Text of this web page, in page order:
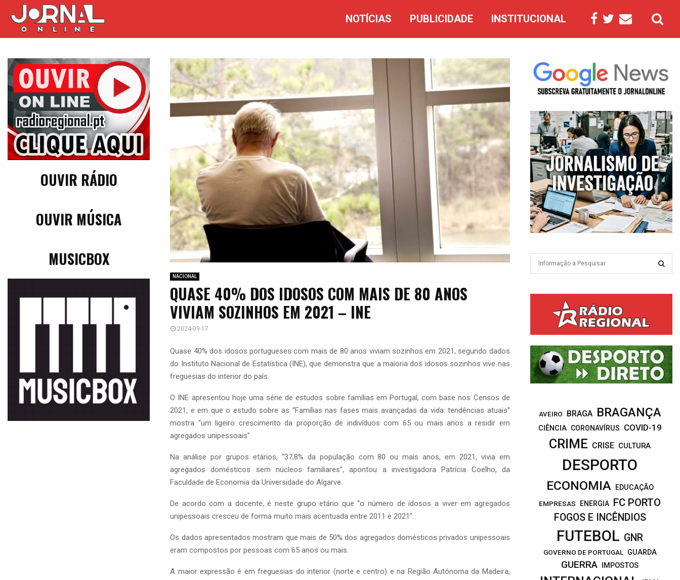
NOTÍCIAS PUBLICIDADE INSTITUCIONAL
NACIONAL
QUASE 40% DOS IDOSOS COM MAIS DE 80 ANOS
VIVIAM SOZINHOS EM 2021 – INE
2024-09-17
Quase 40% dos idosos portugueses com mais de 80 anos viviam sozinhos em 2021, segundo dados
do Instituto Nacional de Estatística (INE), que demonstra que a maioria dos idosos sozinhos vive nas
freguesias do interior do país.
O INE apresentou hoje uma série de estudos sobre famílias em Portugal, com base nos Censos de
2021, e em que o estudo sobre as “Famílias nas fases mais avançadas da vida: tendências atuais”
mostra “um ligeiro crescimento da proporção de indivíduos com 65 ou mais anos a residir em
agregados unipessoais”.
Na análise por grupos etários, “37,8% da população com 80 ou mais anos, em 2021, vivia em
agregados domésticos sem núcleos familiares”, apontou a investigadora Patrícia Coelho, da
Faculdade de Economia da Universidade do Algarve.
De acordo com a docente, é neste grupo etário que “o número de idosos a viver em agregados
unipessoais cresceu de forma muito mais acentuada entre 2011 e 2021”.
Os dados apresentados mostram que mais de 50% dos agregados domésticos privados unipessoais
eram compostos por pessoas com 65 anos ou mais.
A maior expressão é em freguesias do interior (norte e centro) e na Região Autónoma da Madeira,
OUVIR RÁDIO
OUVIR MÚSICA
MUSICBOX
o
r
:
R
C
H
AVEIRO BRAGA BRAGANÇA
CIÊNCIA CORONAVÍRUS COVID-19
CRIME CRISE CULTURA
DESPORTO
ECONOMIA
EDUCAÇÃO
EMPRESAS
ENERGIA FC PORTO
FOGOS E INCÊNDIOS
FUTEBOL GNR
GOVERNO DE PORTUGAL GUARDA
GUERRA IMPOSTOS